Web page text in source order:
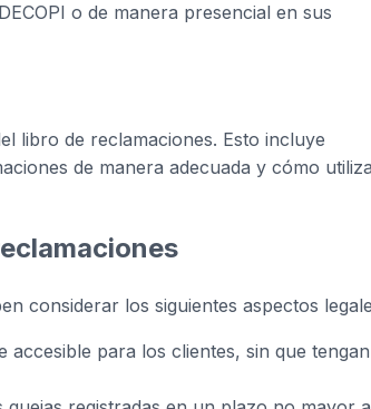
o de manera presencial en sus
libro de reclamaciones. Esto incluye
de manera adecuada y cómo
considerar los siguientes aspectos
accesible para los clientes, sin que tengan